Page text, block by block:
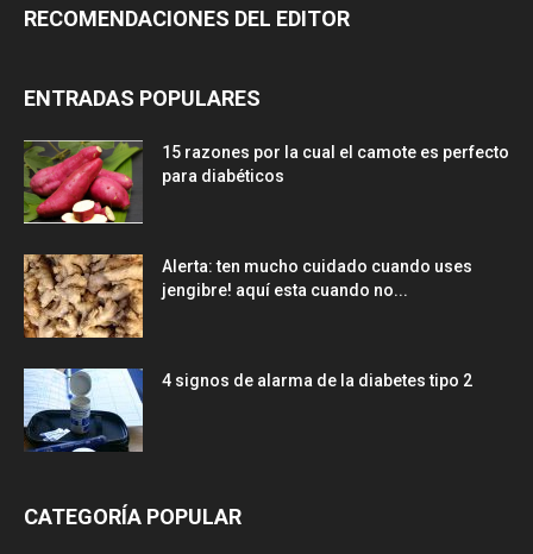
RECOMENDACIONES DEL EDITOR
ENTRADAS POPULARES
15 razones por la cual el camote es perfecto
para diabéticos
Alerta: ten mucho cuidado cuando uses
jengibre! aquí esta cuando no...
4 signos de alarma de la diabetes tipo 2
CATEGORÍA POPULAR